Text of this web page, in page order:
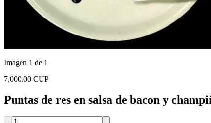
Imagen 1 de 1
7,000.00 CUP
Puntas de res en salsa de bacon y